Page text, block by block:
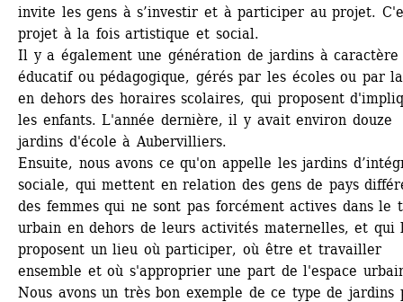
invite les gens à s’investir et à participer au projet.
projet à la fois artistique et social.
Il y a également une génération de jardins à caractère
éducatif ou pédagogique, gérés par les écoles ou par
en dehors des horaires scolaires, qui proposent
les enfants. L'année dernière, il y avait environ douze
jardins d'école à Aubervilliers.
Ensuite, nous avons ce qu'on appelle les jardins
sociale, qui mettent en relation des gens de pays
des femmes qui ne sont pas forcément actives dans le
urbain en dehors de leurs activités maternelles, et qui
proposent un lieu où participer, où être et travailler
ensemble et où s'approprier une part de l'espace
Nous avons un très bon exemple de ce type de jardins